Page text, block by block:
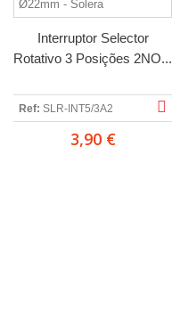
Interruptor Selector
Rotativo 3 Posições 2NO...
Ref: SLR-INT5/3A2
3,90 €